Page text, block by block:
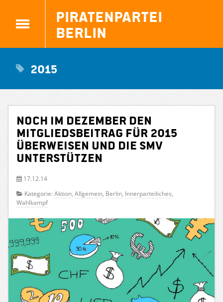
Piratenpartei
Berlin
2015
Noch im Dezember den
Mitgliedsbeitrag für 2015
überweisen und die SMV
unterstützen
17.12.14
Kategorie: Aktion, Allgemein, Berlin, Innerparteiliches,
Wahlkampf